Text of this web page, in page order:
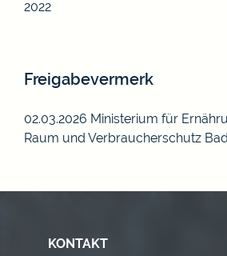
2022
Freigabevermerk
02.03.2026 Ministerium für
Raum und Verbraucherschutz
KONTAKT